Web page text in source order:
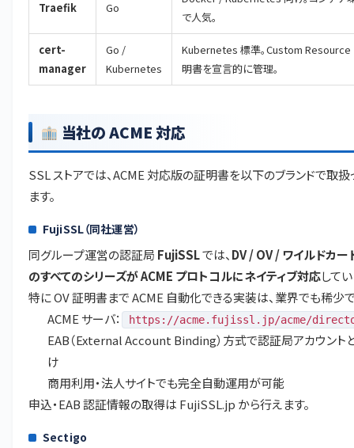
Traefik Go
で人気。
cert-
manager
Go /
Kubernetes
Kubernetes 標準。Custom Resource
明書を宣言的に管理。
当社の ACME 対応
SSL ストアでは、ACME 対応版の証明書を以下のブランドで取扱
ます。
FujiSSL（同社運営）
同グループ運営の認証局 FujiSSLでは、 DV / OV / ワイルドカー
のすべてのシリーズが ACME プロトコルにネイティブ対応して
特に OV 証明書まで ACME 自動化できる実装は、業界でも稀少で
ACME サーバ：
https://acme.fujissl.jp/acme/
EAB（External Account Binding）方式で認証局アカウント
け
商用利用・法人サイトでも完全自動運用が可能
申込・EAB 認証情報の取得は FujiSSL.jp から行えます。
Sectigo